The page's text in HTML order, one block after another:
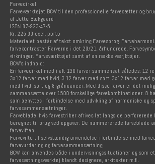
Farvecirkel
Farveværktøjet BCW til den professionelle farvesætter og
af Jette Bækgaard
ISBN 87-923-47-5
Kr. 225,00 excl. porto
Materialet består af tekst omkring Farvesprog.
farvekontraster Farverne i det 20/21. århundrede.
virkninger. Farveværktøjet samt af en række værjktøjer.
BCW's indhold:
En farvecirkel med i alt 130 farver sammensat således: 12
3x12 farver med hvid, 3.12 farver med sort, 3x12 farver med
med hvid, sort og 8 grånuancer. Med disse farver er det
sammensætte over 1500 forskellige farvekombinationer. 8
som benyttes i forbindelse med udvikling af harmoniske og
farvesammensætninger.
Farveblade, hvis farvestriber afrives let langs de perforerede
beregnet til brug ved opgaver. De nummererede farveblade
farveviften.
Farvevifte til selvstændig anvendelse i forbindelse med
farvevurdering og farvesammensætning.
BCW kan anvendes både i undervisningssituationer og som
farvesætningsværktøj blandt designere, arkitekter m.fl.